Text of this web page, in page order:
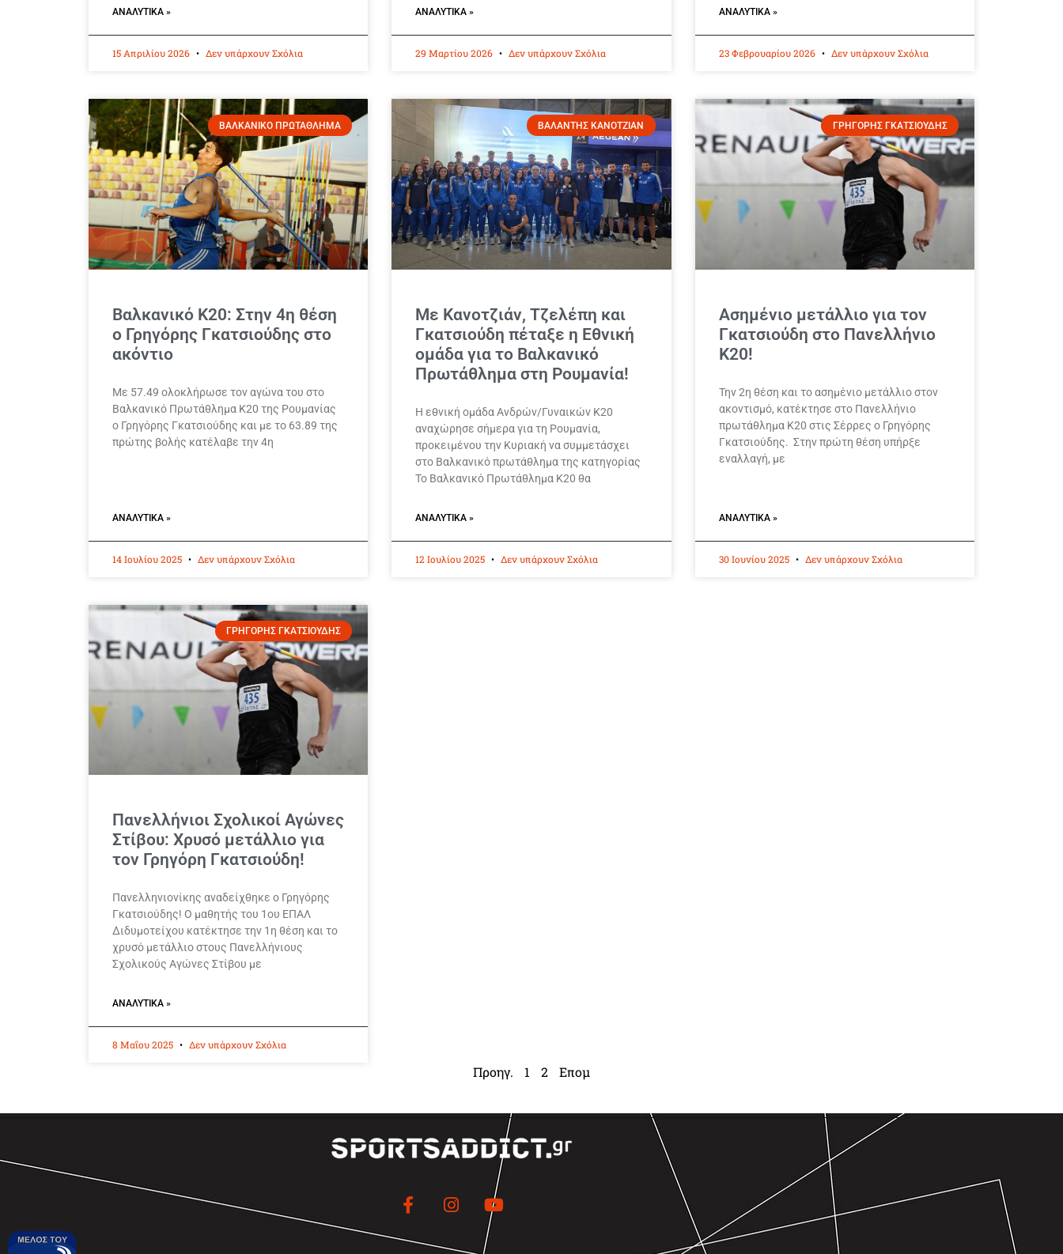
ΑΝΑΛΥΤΙΚΆ »
15 Απριλίου 2026 Δεν υπάρχουν Σχόλια
ΑΝΑΛΥΤΙΚΆ »
29 Μαρτίου 2026 Δεν υπάρχουν Σχόλια
ΑΝΑΛΥΤΙΚΆ »
23 Φεβρουαρίου 2026 Δεν υπάρχουν Σχόλια
ΒΑΛΚΑΝΙΚΟ ΠΡΩΤΑΘΛΗΜΑ
Βαλκανικό Κ20: Στην 4η θέση
ο Γρηγόρης Γκατσιούδης στο
ακόντιο
Με 57.49 ολοκλήρωσε τον αγώνα του στο
Βαλκανικό Πρωτάθλημα Κ20 της Ρουμανίας
ο Γρηγόρης Γκατσιούδης και με το 63.89 της
πρώτης βολής κατέλαβε την 4η
ΑΝΑΛΥΤΙΚΆ »
14 Ιουλίου 2025 Δεν υπάρχουν Σχόλια
ΒΑΛΑΝΤΗΣ ΚΑΝΟΤΖΙΑΝ
Με Κανοτζιάν, Τζελέπη και
Γκατσιούδη πέταξε η Εθνική
ομάδα για το Βαλκανικό
Πρωτάθλημα στη Ρουμανία!
Η εθνική ομάδα Ανδρών/Γυναικών Κ20
αναχώρησε σήμερα για τη Ρουμανία,
προκειμένου την Κυριακή να συμμετάσχει
στο Βαλκανικό πρωτάθλημα της κατηγορίας
Το Βαλκανικό Πρωτάθλημα Κ20 θα
ΑΝΑΛΥΤΙΚΆ »
12 Ιουλίου 2025 Δεν υπάρχουν Σχόλια
ΓΡΗΓΟΡΗΣ ΓΚΑΤΣΙΟΥΔΗΣ
Ασημένιο μετάλλιο για τον
Γκατσιούδη στο Πανελλήνιο
Κ20!
Την 2η θέση και το ασημένιο μετάλλιο στον
ακοντισμό, κατέκτησε στο Πανελλήνιο
πρωτάθλημα Κ20 στις Σέρρες ο Γρηγόρης
Γκατσιούδης. Στην πρώτη θέση υπήρξε
εναλλαγή, με
ΑΝΑΛΥΤΙΚΆ »
30 Ιουνίου 2025 Δεν υπάρχουν Σχόλια
ΓΡΗΓΟΡΗΣ ΓΚΑΤΣΙΟΥΔΗΣ
Πανελλήνιοι Σχολικοί Αγώνες
Στίβου: Χρυσό μετάλλιο για
τον Γρηγόρη Γκατσιούδη!
Πανελληνιονίκης αναδείχθηκε ο Γρηγόρης
Γκατσιούδης! Ο μαθητής του 1ου ΕΠΑΛ
Διδυμοτείχου κατέκτησε την 1η θέση και το
χρυσό μετάλλιο στους Πανελλήνιους
Σχολικούς Αγώνες Στίβου με
ΑΝΑΛΥΤΙΚΆ »
8 Μαΐου 2025 Δεν υπάρχουν Σχόλια
Προηγ. 1 2 Επομ